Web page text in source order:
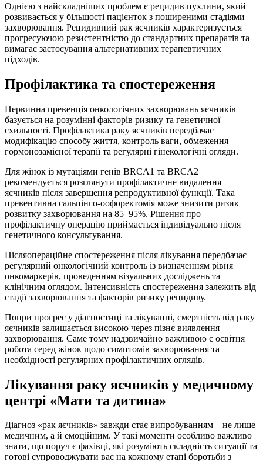
Однією з найскладніших проблем є рецидив пухлини, який
розвивається у більшості пацієнток з поширеними стадіями
захворювання. Рецидивний рак яєчників характеризується
прогресуючою резистентністю до стандартних препаратів та
вимагає застосування альтернативних терапевтичних
підходів.
Профілактика та спостереження
Первинна превенція онкологічних захворювань яєчників
базується на розумінні факторів ризику та генетичної
схильності. Профілактика раку яєчників передбачає
модифікацію способу життя, контроль ваги, обмеження
гормонозамісної терапії та регулярні гінекологічні огляди.
Для жінок із мутаціями генів BRCA1 та BRCA2
рекомендується розглянути профілактичне видалення
яєчників після завершення репродуктивної функції. Така
превентивна сальпінго-оофоректомія може знизити ризик
розвитку захворювання на 85–95%. Рішення про
профілактичну операцію приймається індивідуально після
генетичного консультування.
Післяопераційне спостереження після лікування передбачає
регулярний онкологічний контроль із визначенням рівня
онкомаркерів, проведенням візуальних досліджень та
клінічним оглядом. Інтенсивність спостереження залежить від
стадії захворювання та факторів ризику рецидиву.
Попри прогрес у діагностиці та лікуванні, смертність від раку
яєчників залишається високою через пізнє виявлення
захворювання. Саме тому надзвичайно важливою є освітня
робота серед жінок щодо симптомів захворювання та
необхідності регулярних профілактичних оглядів.
Лікування раку яєчників у медичному
центрі «Мати та дитина»
Діагноз «рак яєчників» завжди стає випробуванням – не лише
медичним, а й емоційним. У такі моменти особливо важливо
знати, що поруч є фахівці, які розуміють складність ситуації та
готові супроводжувати вас на кожному етапі боротьби з